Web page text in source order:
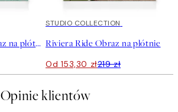
Summer Height Obraz na płótnie
30%*
STUDIO COLLECTION
Riviera Ride Obraz na płótnie
Od 153,30 zł219 zł
Opinie klientów